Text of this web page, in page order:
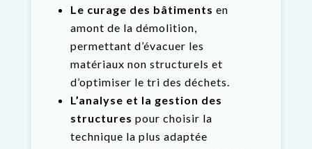
Le curage des bâtiments en
amont de la démolition,
permettant d’évacuer les
matériaux non structurels et
d’optimiser le tri des déchets.
L’analyse et la gestion des
structures pour choisir la
technique la plus adaptée